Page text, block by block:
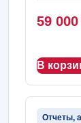
59 000
В
Отчеты,